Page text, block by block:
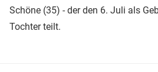
Schöne (35) - der den 6. Juli als
Tochter teilt.